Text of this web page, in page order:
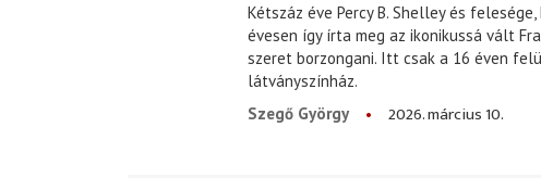
Kétszáz éve Percy B. Shelley és
évesen így írta meg az ikonikussá vált
szeret borzongani. Itt csak a 16 éven
látványszínház.
Szegő György
2026. március 10.